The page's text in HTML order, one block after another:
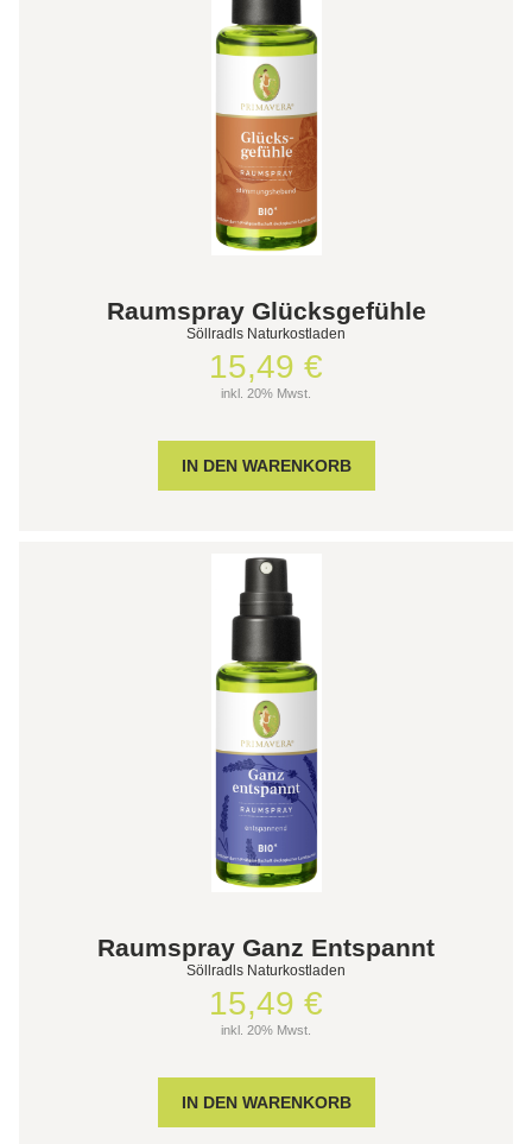
Raumspray Glücksgefühle
Söllradls Naturkostladen
15,49 €
inkl. 20% Mwst.
Raumspray Ganz Entspannt
Söllradls Naturkostladen
15,49 €
inkl. 20% Mwst.